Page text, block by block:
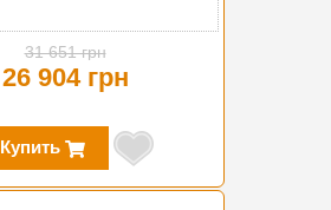
31 651 грн
26 904 грн
Купить